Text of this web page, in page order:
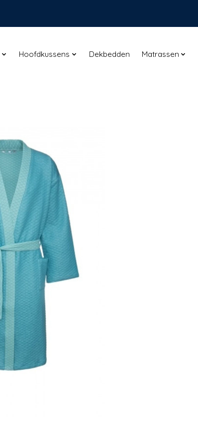
Hoofdkussens Dekbedden Matrassen